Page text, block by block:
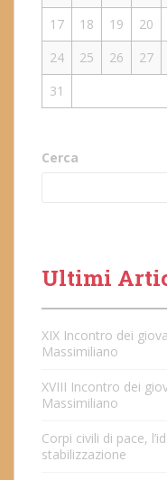
17
18 19 20
24
25 26 27
31
Cerca
Ultimi
XIX Incontro dei
Massimiliano
XVIII Incontro dei
Massimiliano
Corpi civili di pace,
stabilizzazione